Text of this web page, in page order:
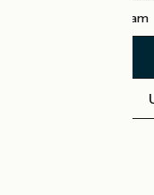
Instagram